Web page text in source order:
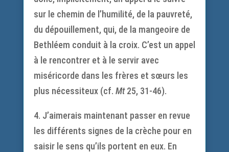
sur le chemin de l’humilité, de la pauvreté,
du dépouillement, qui, de la mangeoire de
Bethléem conduit à la croix. C’est un appel
à le rencontrer et à le servir avec
miséricorde dans les frères et sœurs les
plus nécessiteux (cf. Mt25, 31-46).
4. J’aimerais maintenant passer en revue
les différents signes de la crèche pour en
saisir le sens qu’ils portent en eux. En